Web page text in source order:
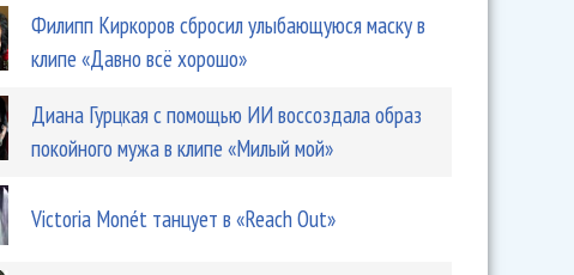
Филипп Киркоров сбросил улыбающуюся маску в
клипе «Давно всё хорошо»
Диана Гурцкая с помощью ИИ воссоздала образ
покойного мужа в клипе «Милый мой»
Victoria Monét танцует в «Reach Out»